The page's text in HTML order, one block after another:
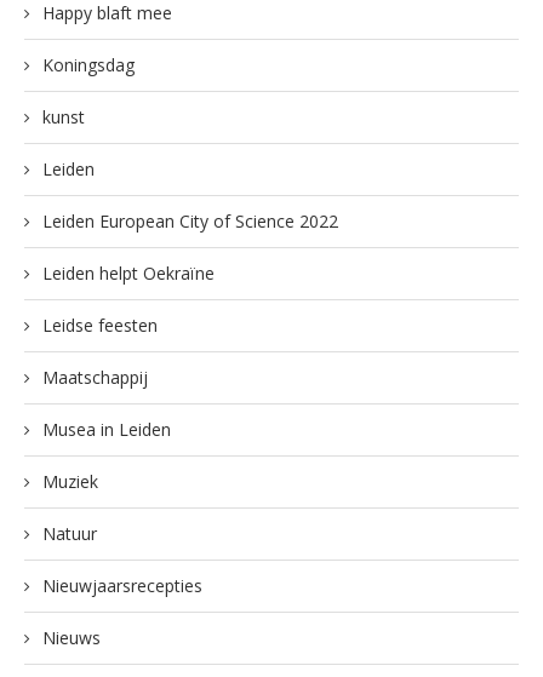
Happy blaft mee
Koningsdag
kunst
Leiden
Leiden European City of Science 2022
Leiden helpt Oekraïne
Leidse feesten
Maatschappij
Musea in Leiden
Muziek
Natuur
Nieuwjaarsrecepties
Nieuws